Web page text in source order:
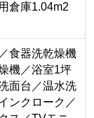
倉庫1.04m2
食器洗乾燥機
機／浴室1坪
面台／温水洗
ンクローク／